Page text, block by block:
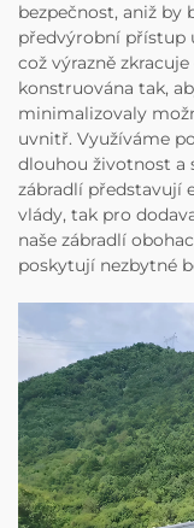
bezpečnost, aniž by
předvýrobní přístup
což výrazně
konstruována tak,
minimalizovaly
uvnitř. Využíváme
dlouhou životnost a
zábradlí představují
vlády, tak pro
naše zábradlí
poskytují nezbytné